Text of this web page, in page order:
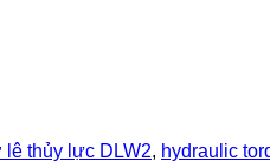
lê thủy lực DLW2, hydraulic